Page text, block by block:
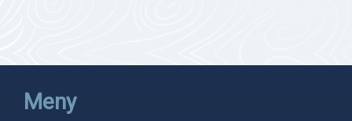
Meny